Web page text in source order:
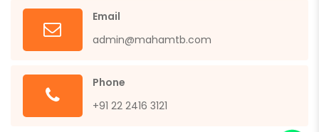
Email
admin@mahamtb.com
Phone
+91 22 2416 3121